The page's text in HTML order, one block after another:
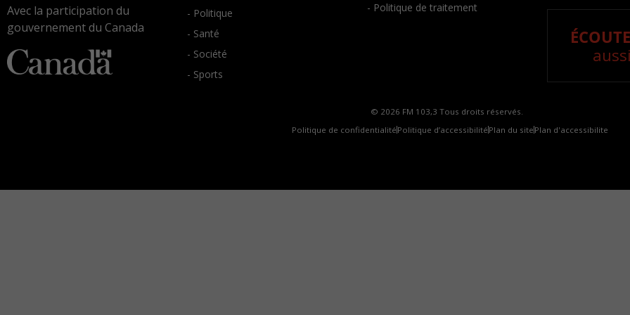
Avec la participation du
gouvernement du Canada
- Politique
- Santé
- Société
- Sports
- Politique de traitement
© 2026 FM 103,3 Tous droits réservés.
Politique de confidentialité Politique d’accessibilité Plan du site Plan d'accessibilite